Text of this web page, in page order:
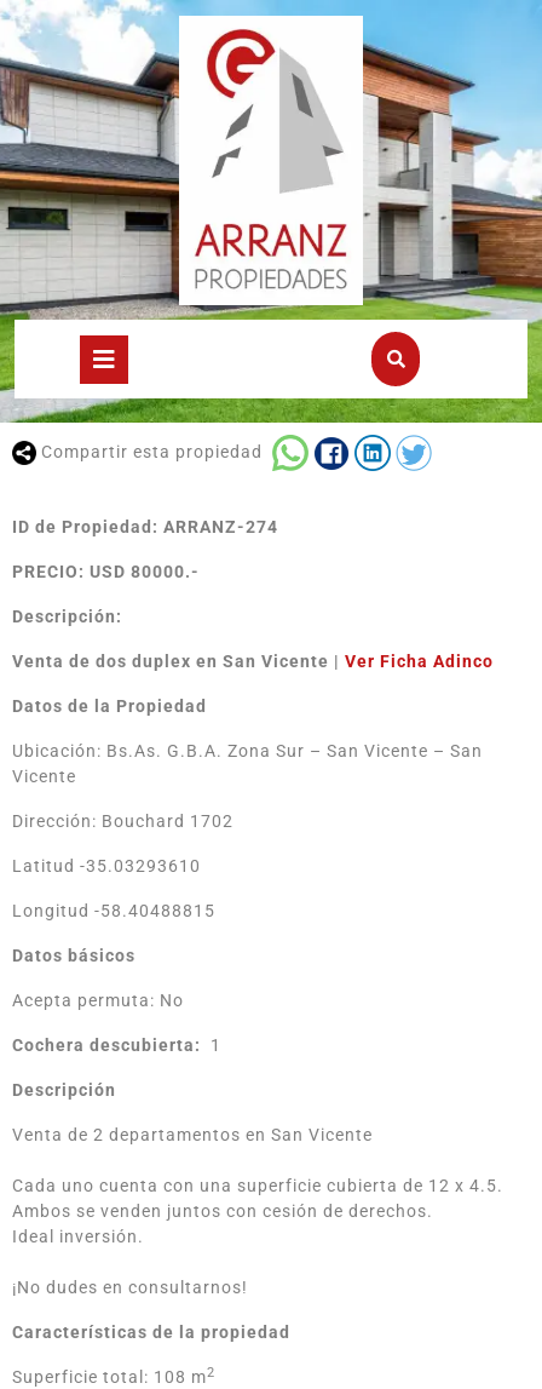
Compartir esta propiedad
ID de Propiedad: ARRANZ-274
PRECIO: USD 80000.-
Descripción:
Venta de dos duplex en San Vicente | Ver Ficha Adinco
Datos de la Propiedad
Ubicación: Bs.As. G.B.A. Zona Sur – San Vicente – San
Vicente
Dirección: Bouchard 1702
Latitud -35.03293610
Longitud -58.40488815
Datos básicos
Acepta permuta: No
Cochera descubierta: 1
Descripción
Venta de 2 departamentos en San Vicente
Cada uno cuenta con una superficie cubierta de 12 x 4.5.
Ambos se venden juntos con cesión de derechos.
Ideal inversión.
¡No dudes en consultarnos!
Características de la propiedad
Superficie total: 108 m2